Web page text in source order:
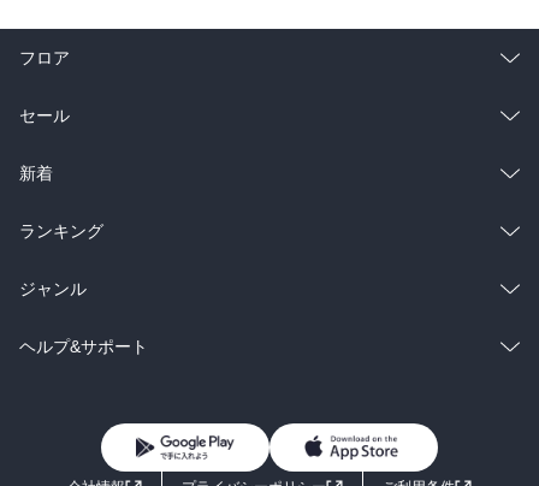
フロア
総合
ラノベ
雑誌・グラビア
BL・TL
セール
総合
ラノベ
雑誌・グラビア
BL・TL
新着
総合
ラノベ
雑誌・グラビア
ランキング
総合
ラノベ
ジャンル
コミック
ライトノベル 男子向けラノベ
ヘルプ&サポート
よくあるご質問
お問い合わせ